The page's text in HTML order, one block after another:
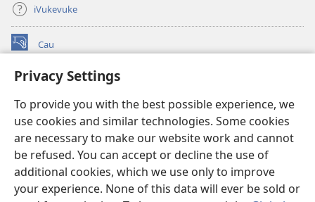
Privacy Settings
To provide you with the best possible experience, we
use cookies and similar technologies. Some cookies
are necessary to make our website work and cannot
be refused. You can accept or decline the use of
additional cookies, which we use only to improve
your experience. None of this data will ever be sold or
iVukevuke
Cau
(opens
window)Watchtower LAIBRI ENA INTERNET™
new
window)JW Hub ®
(opens
new
window)
®
Watchtower Library